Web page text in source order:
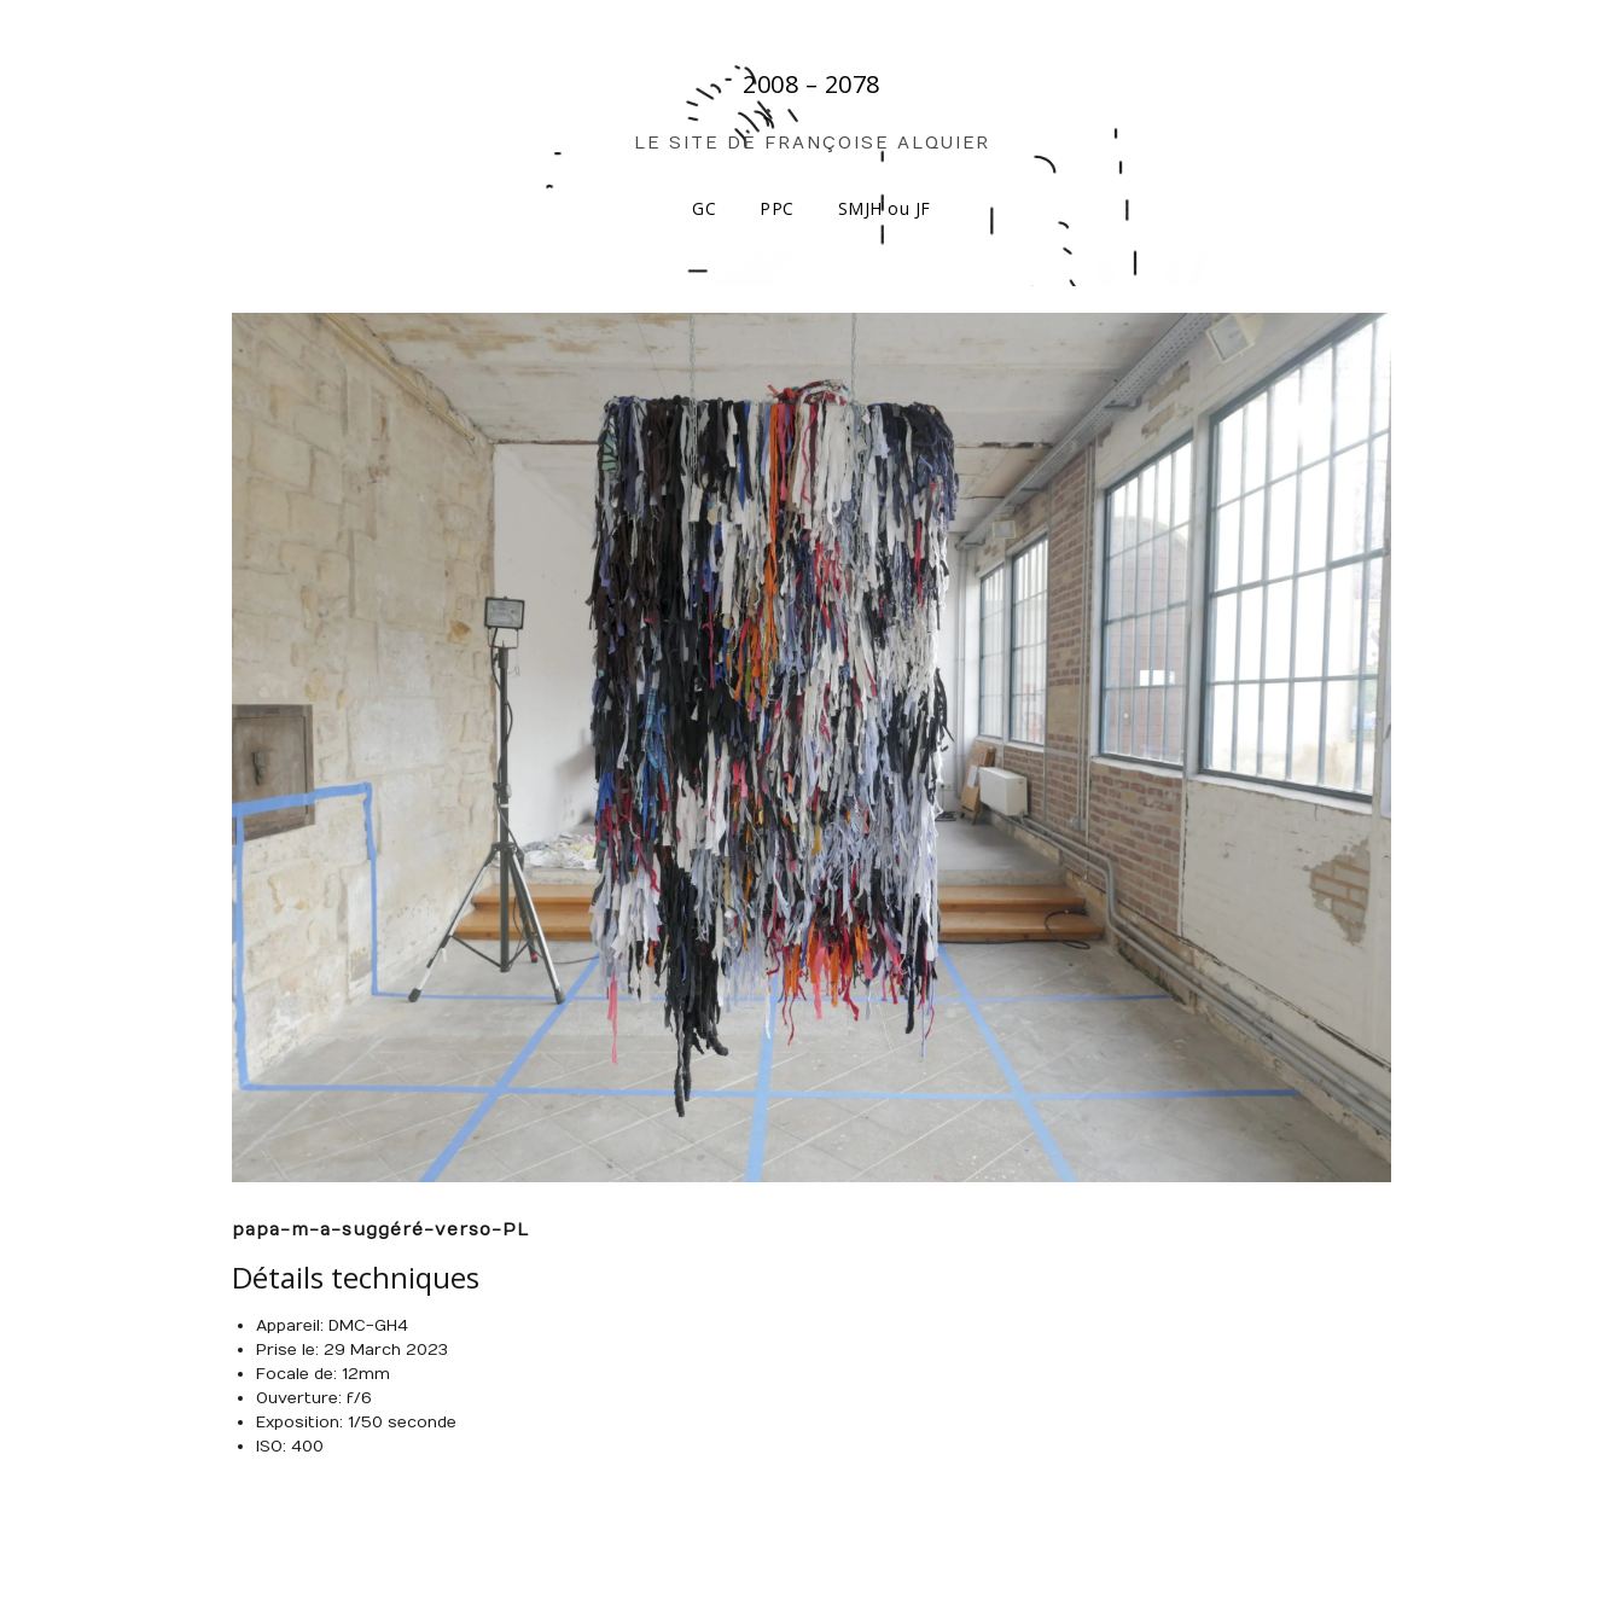
2008 – 2078
LE SITE DE FRANÇOISE ALQUIER
GC PPC SMJH ou JF
papa-m-a-suggéré-verso-PL
Détails techniques
Appareil : DMC-GH4
Prise le : 29 March 2023
Focale de : 12mm
Ouverture : f/6
Exposition : 1/50 seconde
ISO : 400